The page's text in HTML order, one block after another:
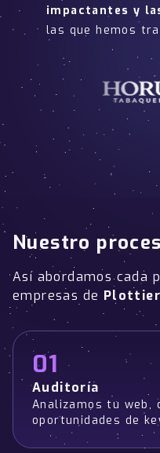
impactantes y
las que hemos
Nuestro
Así abordamos cada
empresas de
01
Auditoría
Analizamos tu web,
oportunidades de